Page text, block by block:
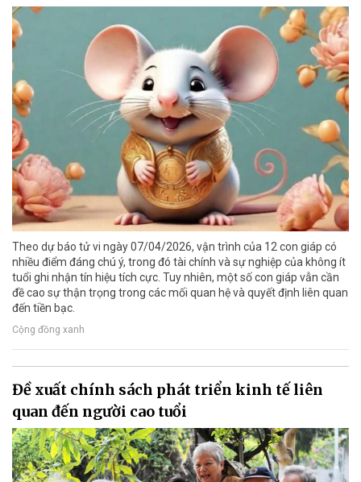
Theo dự báo tử vi ngày 07/04/2026, vận trình của 12 con giáp có
nhiều điểm đáng chú ý, trong đó tài chính và sự nghiệp của không ít
tuổi ghi nhận tín hiệu tích cực. Tuy nhiên, một số con giáp vẫn cần
đề cao sự thận trọng trong các mối quan hệ và quyết định liên quan
đến tiền bạc.
Cộng đồng xanh
Đề xuất chính sách phát triển kinh tế liên
quan đến người cao tuổi